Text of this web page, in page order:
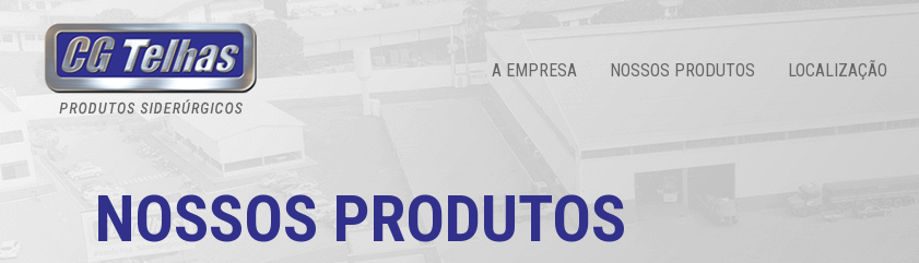
A EMPRESA NOSSOS PRODUTOS LOCALIZAÇÃO
NOSSOS PRODUTOS